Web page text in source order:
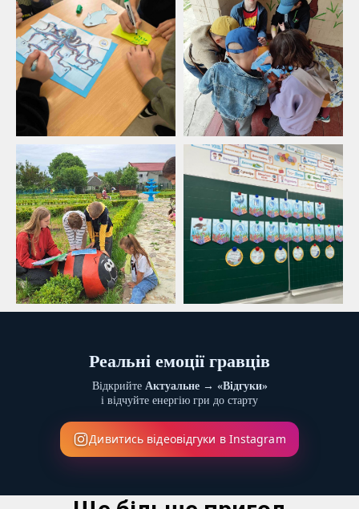
Реальні емоції гравців
Відкрийте Актуальне → «Відгуки»
і відчуйте енергію гри до старту
Дивитись відеовідгуки в Instagram